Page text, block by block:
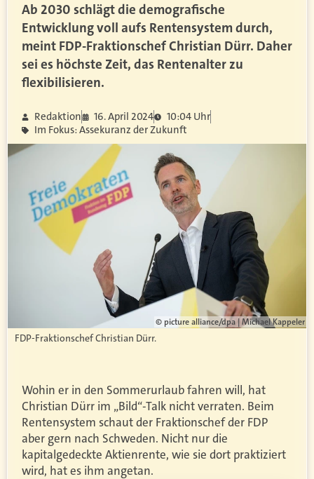
Ab 2030 schlägt die demografische
Entwicklung voll aufs Rentensystem durch,
meint FDP-Fraktionschef Christian Dürr. Daher
sei es höchste Zeit, das Rentenalter zu
flexibilisieren.
Redaktion 16. April 2024
10:04 Uhr
Im Fokus: Assekuranz der Zukunft
© picture alliance/dpa | Michael Kappeler
FDP-Fraktionschef Christian Dürr.
Wohin er in den Sommerurlaub fahren will, hat
Christian Dürr im „Bild“-Talk nicht verraten. Beim
Rentensystem schaut der Fraktionschef der FDP
aber gern nach Schweden. Nicht nur die
kapitalgedeckte Aktienrente, wie sie dort praktiziert
wird, hat es ihm angetan.